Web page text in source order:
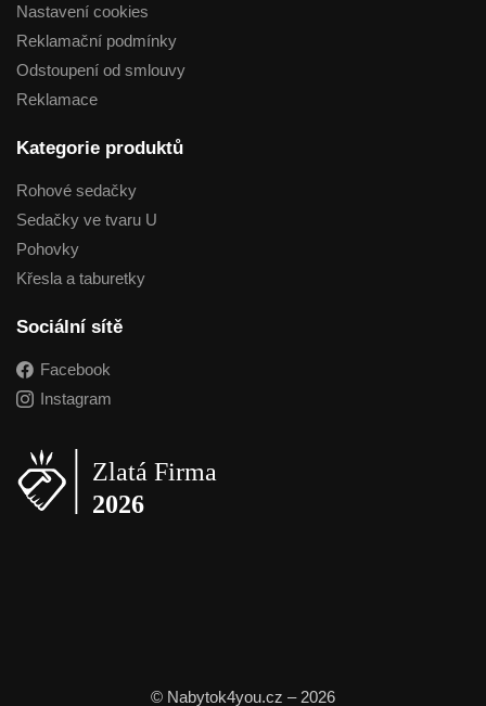
Nastavení cookies
Reklamační podmínky
Odstoupení od smlouvy
Reklamace
Kategorie produktů
Rohové sedačky
Sedačky ve tvaru U
Pohovky
Křesla a taburetky
Sociální sítě
Facebook
Instagram
© Nabytok4you.cz – 2026